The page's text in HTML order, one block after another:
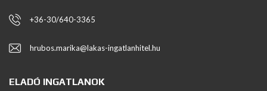
+36-30/640-3365
hrubos.marika@lakas-ingatlanhitel.hu
ELADÓ INGATLANOK